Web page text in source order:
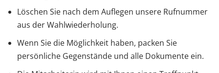
Löschen Sie nach dem Auflegen unsere Rufnummer
aus der Wahlwiederholung.
Wenn Sie die Möglichkeit haben, packen Sie
persönliche Gegenstände und alle Dokumente ein.